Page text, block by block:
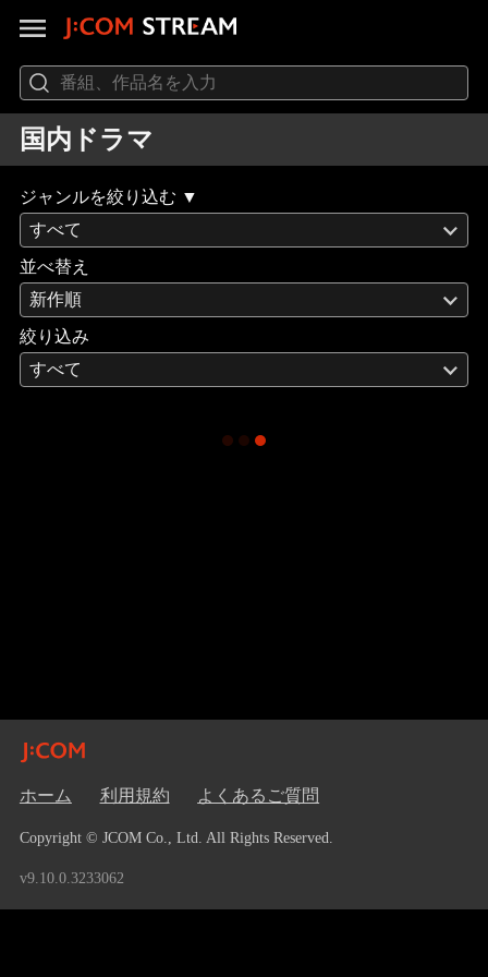
国内ドラマ
ジャンルを絞り込む ▼
すべて
並べ替え
新作順
絞り込み
すべて
ホーム 利用規約 よくあるご質問
Copyright © JCOM Co., Ltd. All Rights Reserved.
v9.10.0.3233062